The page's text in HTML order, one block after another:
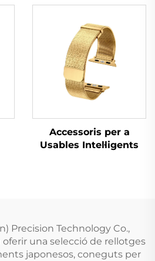
Accessoris per a
Usables Intel·ligents
Precision Technology Co.,
una selecció de rellotges
japonesos, coneguts per